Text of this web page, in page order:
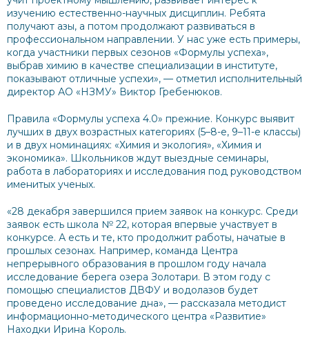
изучению естественно-научных дисциплин. Ребята
получают азы, а потом продолжают развиваться в
профессиональном направлении. У нас уже есть примеры,
когда участники первых сезонов «Формулы успеха»,
выбрав химию в качестве специализации в институте,
показывают отличные успехи», — отметил исполнительный
директор АО «НЗМУ» Виктор Гребенюков.
Правила «Формулы успеха 4.0» прежние. Конкурс выявит
лучших в двух возрастных категориях (5–8-е, 9–11-е классы)
и в двух номинациях: «Химия и экология», «Химия и
экономика». Школьников ждут выездные семинары,
работа в лабораториях и исследования под руководством
именитых ученых.
«28 декабря завершился прием заявок на конкурс. Среди
заявок есть школа № 22, которая впервые участвует в
конкурсе. А есть и те, кто продолжит работы, начатые в
прошлых сезонах. Например, команда Центра
непрерывного образования в прошлом году начала
исследование берега озера Золотари. В этом году с
помощью специалистов ДВФУ и водолазов будет
проведено исследование дна», — рассказала методист
информационно-методического центра «Развитие»
Находки Ирина Король.